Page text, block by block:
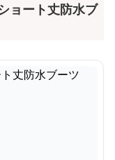
ョート丈防水ブ